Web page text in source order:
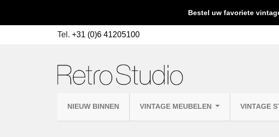
Bestel uw favoriete
Tel. +31 (0)6 41205100
NIEUW BINNEN VINTAGE MEUBELEN VINTAGE